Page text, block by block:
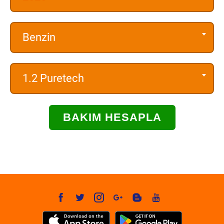
Benzin
1.2 Puretech
BAKIM HESAPLA